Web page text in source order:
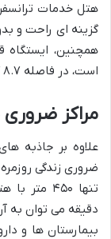
هتل خدمات
گزینه ای راحت و
است، در فاصله ۸.۷ کیلومتری از هتل قرار دارد.
مراکز
علاوه بر جاذبه
تنها ۴۵۰
دقیقه می توان به
بیمارستان ها و